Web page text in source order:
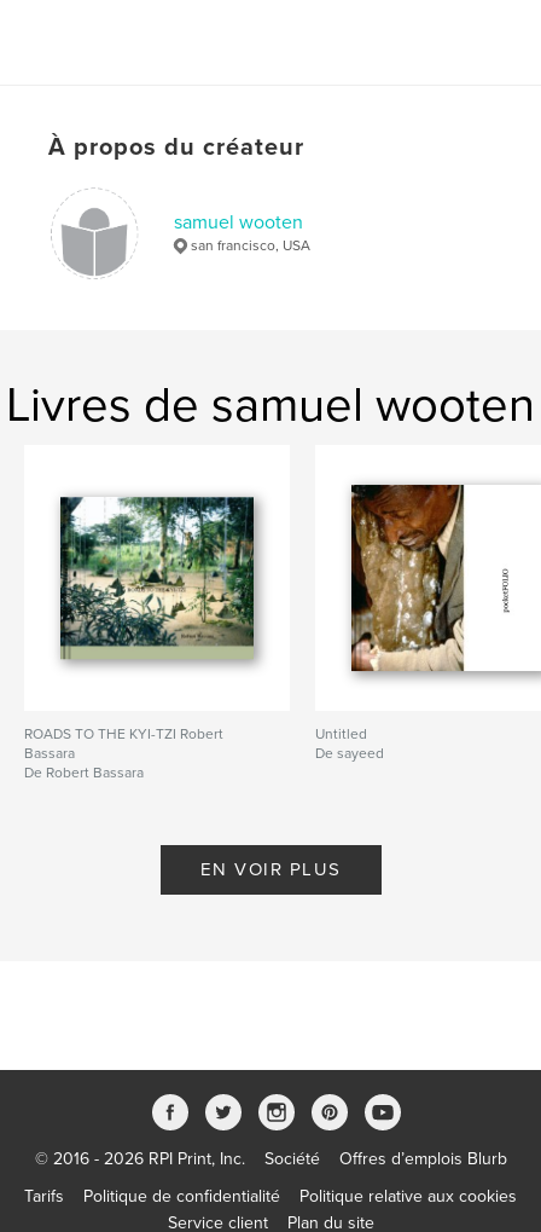
À propos du créateur
samuel wooten
san francisco, USA
Livres de samuel wooten
ROADS TO THE KYI-TZI Robert
Bassara
De Robert Bassara
Untitled
De sayeed
EN VOIR PLUS
© 2016 - 2026 RPI Print, Inc. Société
Offres d’emplois Blurb
Tarifs
Politique de confidentialité
Politique relative aux cookies
Service client
Plan du site